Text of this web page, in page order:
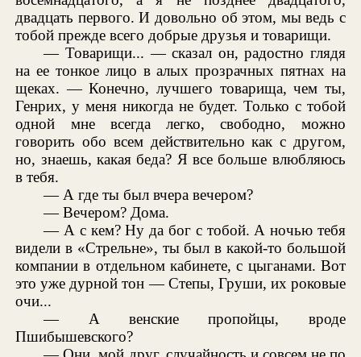
двадцать первого. И довольно об этом, мы ведь с
тобой прежде всего добрые друзья и товарищи.
— Товарищи... — сказал он, радостно глядя
на ее тонкое лицо в алых прозрачных пятнах на
щеках. — Конечно, лучшего товарища, чем ты,
Генрих, у меня никогда не будет. Только с тобой
одной мне всегда легко, свободно, можно
говорить обо всем действительно как с другом,
но, знаешь, какая беда? Я все больше влюбляюсь
в тебя.
— А где ты был вчера вечером?
— Вечером? Дома.
— А с кем? Ну да бог с тобой. А ночью тебя
видели в «Стрельне», ты был в какой-то большой
компании в отдельном кабинете, с цыганами. Вот
это уже дурной тон — Степы, Груши, их роковые
очи...
— А венские пропойцы, вроде
Пшибышевского?